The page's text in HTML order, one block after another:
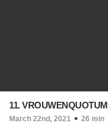
11. VROUWENQUOTUM
March 22nd, 2021 26 min